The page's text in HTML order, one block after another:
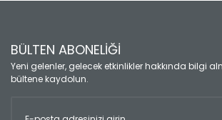
BÜLTEN ABONELİĞİ
Yeni gelenler, gelecek etkinlikler hakkında bilgi
bültene kaydolun.